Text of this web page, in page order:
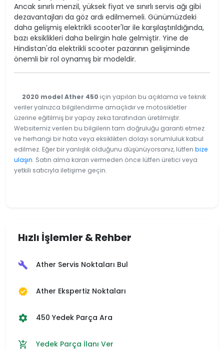
Ancak sınırlı menzil, yüksek fiyat ve sınırlı servis ağı gibi
dezavantajları da göz ardı edilmemeli. Günümüzdeki
daha gelişmiş elektrikli scooter'lar ile karşılaştırıldığında,
bazı eksiklikleri daha belirgin hale gelmiştir. Yine de
Hindistan'da elektrikli scooter pazarının gelişiminde
önemli bir rol oynamış bir modeldir.
2020 model Ather 450 için yapılan bu açıklama ve teknik
veriler yalnızca bilgilendirme amaçlıdır ve motosikletler
üzerine eğitilmiş bir yapay zeka tarafından üretilmiştir.
Websitemiz verilen bu bilgilerin tam doğruluğu garanti etmez
ve herhangi bir hata veya eksiklikten dolayı sorumluluk kabul
edilmez. Eğer bir yanlışlık olduğunu düşünüyorsanız, lütfen bize
ulaşın. Satın alma kararı vermeden önce lütfen üretici veya
yetkili satıcıyla iletişime geçin.
Hızlı İşlemler & Rehber
build Ather Servis Noktaları Bul
verified Ather Ekspertiz Noktaları
settings 450 Yedek Parça Ara
add_shopping_cart Yedek Parça İlanı Ver